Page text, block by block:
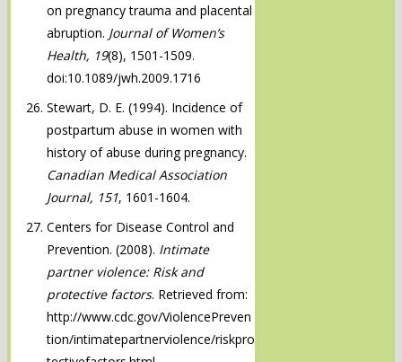
on pregnancy trauma and placental
abruption. Journal of Women’s
Health, 19(8), 1501-1509.
doi:10.1089/jwh.2009.1716
Stewart, D. E. (1994). Incidence of
postpartum abuse in women with
history of abuse during pregnancy.
Canadian Medical Association
Journal, 151, 1601-1604.
Centers for Disease Control and
Prevention. (2008). Intimate
partner violence: Risk and
protective factors. Retrieved from:
http://www.cdc.gov/ViolencePreven
tion/intimatepartnerviolence/riskpro